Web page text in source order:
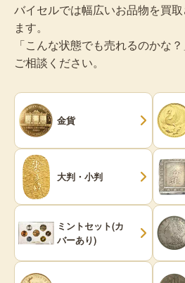
バイセルでは幅広いお品物を買
ます。
「こんな状態でも売れるのかな
ご相談ください。
金貨
大判・小判
ミントセット(カ
バーあり)